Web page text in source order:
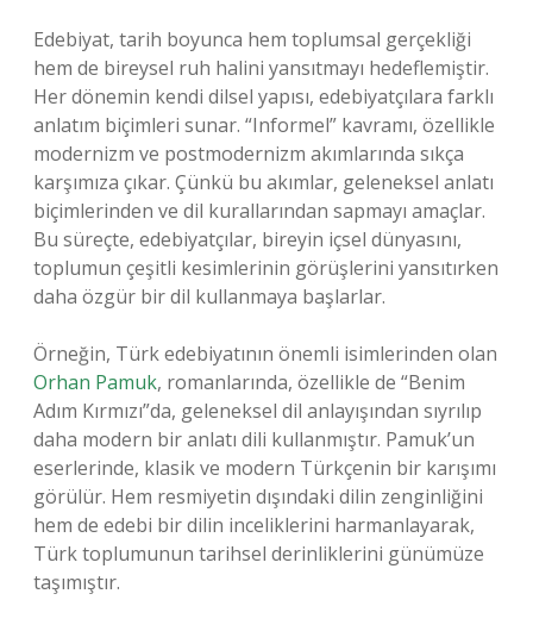
Edebiyat, tarih boyunca hem toplumsal gerçekliği
hem de bireysel ruh halini yansıtmayı hedeflemiştir.
Her dönemin kendi dilsel yapısı, edebiyatçılara farklı
anlatım biçimleri sunar. “Informel” kavramı, özellikle
modernizm ve postmodernizm akımlarında sıkça
karşımıza çıkar. Çünkü bu akımlar, geleneksel anlatı
biçimlerinden ve dil kurallarından sapmayı amaçlar.
Bu süreçte, edebiyatçılar, bireyin içsel dünyasını,
toplumun çeşitli kesimlerinin görüşlerini yansıtırken
daha özgür bir dil kullanmaya başlarlar.
Örneğin, Türk edebiyatının önemli isimlerinden olan
Orhan Pamuk, romanlarında, özellikle de “Benim
Adım Kırmızı”da, geleneksel dil anlayışından sıyrılıp
daha modern bir anlatı dili kullanmıştır. Pamuk’un
eserlerinde, klasik ve modern Türkçenin bir karışımı
görülür. Hem resmiyetin dışındaki dilin zenginliğini
hem de edebi bir dilin inceliklerini harmanlayarak,
Türk toplumunun tarihsel derinliklerini günümüze
taşımıştır.